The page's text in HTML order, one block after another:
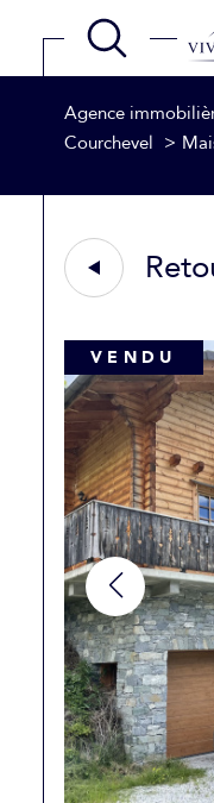
Agence
Courchevel
VENDU